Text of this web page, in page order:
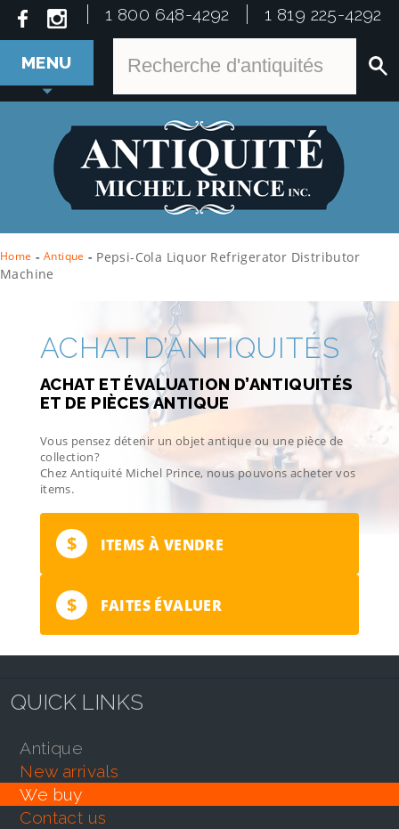
1 800 648-4292 1 819 225-4292
MENU
Home - Antique - Pepsi-Cola Liquor Refrigerator Distributor
Machine
ACHAT D’ANTIQUITÉS
ACHAT ET ÉVALUATION D’ANTIQUITÉS
ET DE PIÈCES ANTIQUE
Vous pensez détenir un objet antique ou une pièce de
collection?
Chez Antiquité Michel Prince, nous pouvons acheter vos
items.
$ ITEMS À VENDRE
$ FAITES ÉVALUER
QUICK LINKS
antique
new arrivals
we buy
contact us